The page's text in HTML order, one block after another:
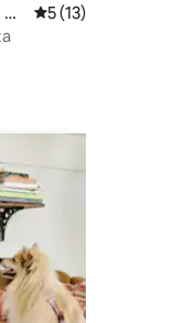
Calificación
5 (13)